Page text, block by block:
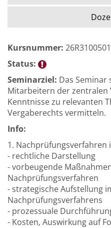
Kursnummer: 26R3100501
Status:
Seminarziel: Das
Mitarbeitern der zentralen
Kenntnisse zu relevanten
Vergaberechts vermitteln.
Info:
1. Nachprüfungsverfahren
- rechtliche Darstellung
- vorbeugende
Nachprüfungsverfahren
- strategische Aufstellung
Nachprüfungsverfahrens
- prozessuale
- Kosten, Auswirkung auf